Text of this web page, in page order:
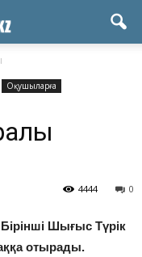
Оқушыларға
0
4444
Шығыс Түрік
отырады.